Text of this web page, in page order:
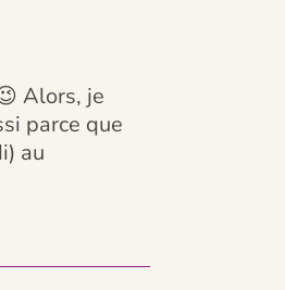
Alors, je
parce que
au